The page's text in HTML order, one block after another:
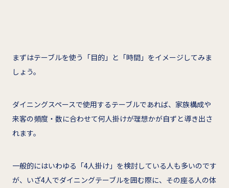
まずはテーブルを使う「目的」と「時間」をイメージしてみま
しょう。
ダイニングスペースで使用するテーブルであれば、家族構成や
来客の頻度・数に合わせて何人掛けが理想かが自ずと導き出さ
れます。
一般的にはいわゆる「4人掛け」を検討している人も多いのです
が、いざ4人でダイニングテーブルを囲む際に、その座る人の体